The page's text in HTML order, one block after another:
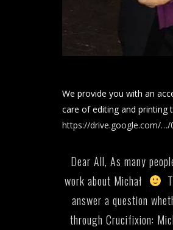
We provide you with an
care of editing and printing
https://drive.google.com/…/
Dear All, As many
work about Michał
answer a question
through Crucifixion: